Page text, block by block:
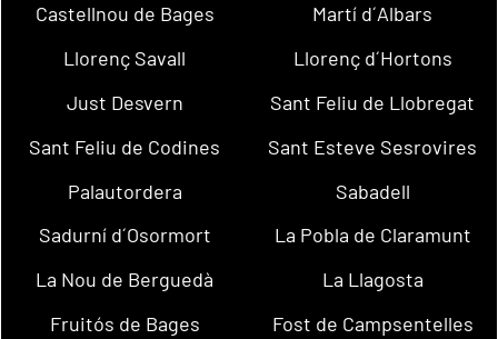
Castellnou de Bages
Martí d´Albars
Llorenç Savall
Llorenç d´Hortons
Just Desvern
Sant Feliu de Llobregat
Sant Feliu de Codines
Sant Esteve Sesrovires
Palautordera
Sabadell
Sadurní d´Osormort
La Pobla de Claramunt
La Nou de Berguedà
La Llagosta
Fruitós de Bages
Fost de Campsentelles